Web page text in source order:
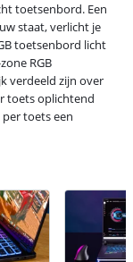
toetsenbord. Een
staat, verlicht je
toetsenbord licht
RGB
verdeeld zijn over
toets oplichtend
toets een